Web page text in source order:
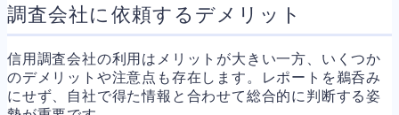
調査会社に依頼するデメリット
信用調査会社の利用はメリットが大きい一方、いくつか
のデメリットや注意点も存在します。レポートを鵜呑み
にせず、自社で得た情報と合わせて総合的に判断する姿